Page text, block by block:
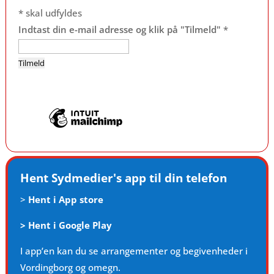
*skal udfyldes
Indtast din e-mail adresse og klik på "Tilmeld" *
Hent Sydmedier's app til din telefon
> Hent i App store
> Hent i Google Play
I app’en kan du se arrangementer og begivenheder i
Vordingborg og omegn.